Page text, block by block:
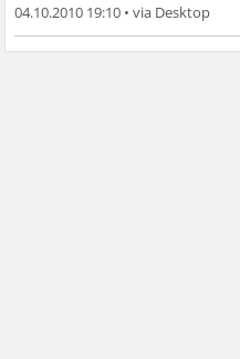
04.10.2010 19:10 •